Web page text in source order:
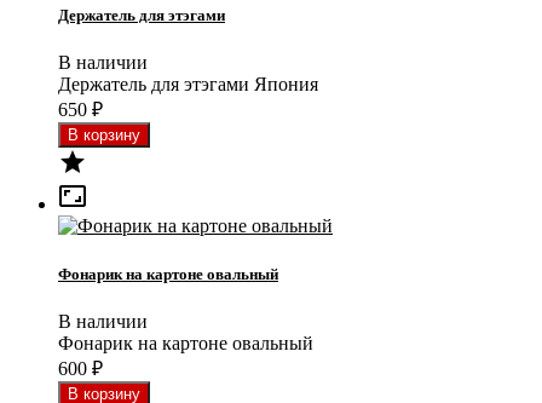
Держатель для этэгами
В наличии
Держатель для этэгами Япония
650 ₽


Фонарик на картоне овальный
В наличии
Фонарик на картоне овальный
600 ₽